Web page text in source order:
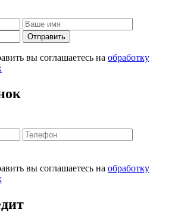
Отправить
вы соглашаетесь на обработку
вы соглашаетесь на обработку